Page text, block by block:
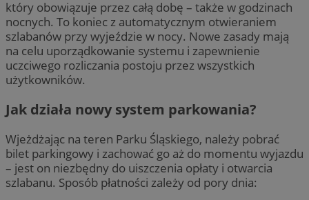
który obowiązuje przez całą dobę – także w godzinach
nocnych. To koniec z automatycznym otwieraniem
szlabanów przy wyjeździe w nocy. Nowe zasady mają
na celu uporządkowanie systemu i zapewnienie
uczciwego rozliczania postoju przez wszystkich
użytkowników.
Jak działa nowy system parkowania?
Wjeżdżając na teren Parku Śląskiego, należy pobrać
bilet parkingowy i zachować go aż do momentu wyjazdu
– jest on niezbędny do uiszczenia opłaty i otwarcia
szlabanu. Sposób płatności zależy od pory dnia: